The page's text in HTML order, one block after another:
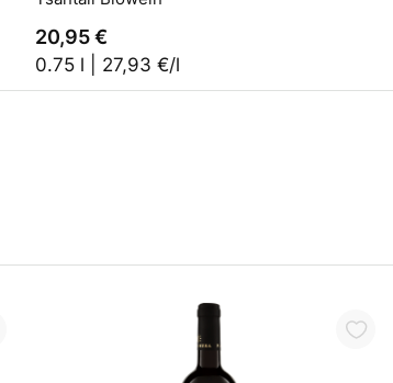
20,95 €
0.75 l | 27,93 €/l